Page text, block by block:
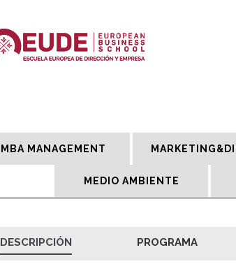
MBA MANAGEMENT
MEDIO AMBIENTE
DESCRIPCIÓN PROGRAMA